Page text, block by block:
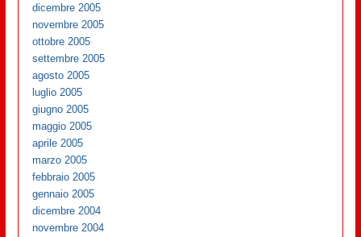
dicembre 2005
novembre 2005
ottobre 2005
settembre 2005
agosto 2005
luglio 2005
giugno 2005
maggio 2005
aprile 2005
marzo 2005
febbraio 2005
gennaio 2005
dicembre 2004
novembre 2004